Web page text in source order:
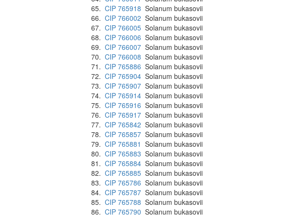
65. CIP 765918 Solanum bukasovii
66. CIP 766002 Solanum bukasovii
67. CIP 766005 Solanum bukasovii
68. CIP 766006 Solanum bukasovii
69. CIP 766007 Solanum bukasovii
70. CIP 766008 Solanum bukasovii
71. CIP 765886 Solanum bukasovii
72. CIP 765904 Solanum bukasovii
73. CIP 765907 Solanum bukasovii
74. CIP 765914 Solanum bukasovii
75. CIP 765916 Solanum bukasovii
76. CIP 765917 Solanum bukasovii
77. CIP 765842 Solanum bukasovii
78. CIP 765857 Solanum bukasovii
79. CIP 765881 Solanum bukasovii
80. CIP 765883 Solanum bukasovii
81. CIP 765884 Solanum bukasovii
82. CIP 765885 Solanum bukasovii
83. CIP 765786 Solanum bukasovii
84. CIP 765787 Solanum bukasovii
85. CIP 765788 Solanum bukasovii
86. CIP 765790 Solanum bukasovii